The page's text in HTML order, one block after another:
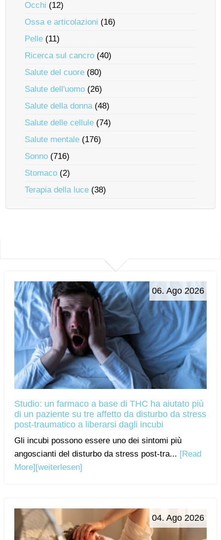
Occhi (12)
Ossa e articolazioni (16)
Pelle (11)
Ricerca sul cancro (40)
Salute del cuore (80)
Salute dell'uomo (26)
Salute della donna(48)
Salute delle cellule (74)
Salute mentale (176)
Sonno (716)
Stomaco (2)
Terapia della luce (38)
06. Ago 2026
Studio: un farmaco a base di THC ha aiutato più
di un paziente su tre affetto da disturbo da stress
post-traumatico a liberarsi dagli incubi
Gli incubi possono essere uno dei sintomi più
angoscianti del disturbo da stress post-tra... [Read
More] [weiterlesen]
04. Ago 2026